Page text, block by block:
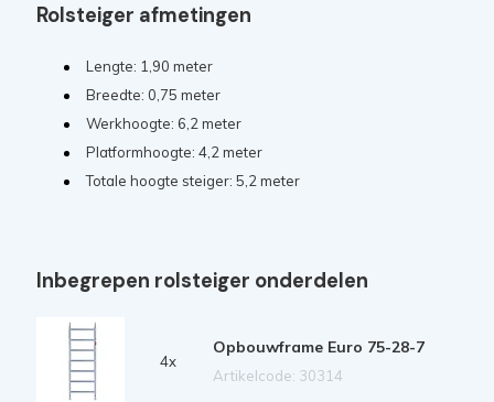
Rolsteiger afmetingen
Lengte: 1,90 meter
Breedte: 0,75 meter
Werkhoogte: 6,2 meter
Platformhoogte: 4,2 meter
Totale hoogte steiger: 5,2 meter
Inbegrepen rolsteiger onderdelen
4x
Opbouwframe Euro 75-28-7
Artikelcode: 30314